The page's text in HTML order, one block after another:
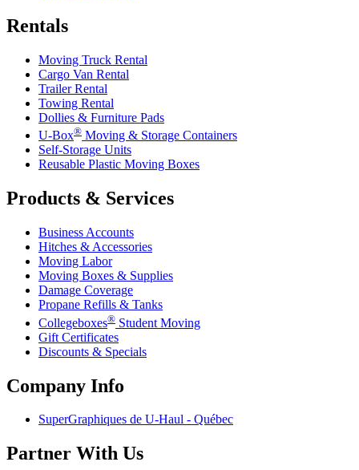
Rentals
Moving Truck Rental
Cargo Van Rental
Trailer Rental
Towing Rental
Dollies & Furniture Pads
U-Box® Moving & Storage Containers
Self-Storage Units
Reusable Plastic Moving Boxes
Products & Services
Business Accounts
Hitches & Accessories
Moving Labor
Moving Boxes & Supplies
Damage Coverage
Propane Refills & Tanks
Collegeboxes® Student Moving
Gift Certificates
Discounts & Specials
Company Info
SuperGraphiques de U-Haul - Québec
Partner With Us